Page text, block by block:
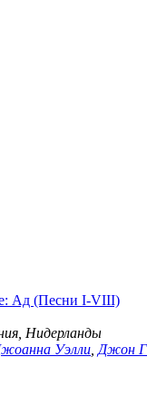
Ад (Песни I-VIII)
Нидерланды
Уэлли Джон